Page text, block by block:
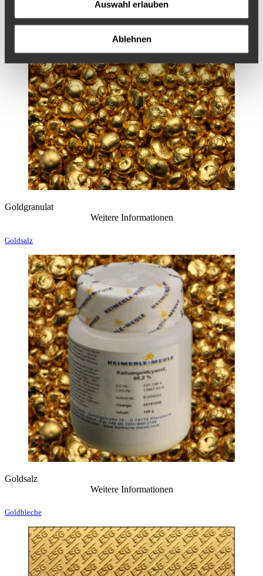
Auswahl erlauben
Ablehnen
Goldgranulat
Weitere Informationen
Goldsalz
Goldsalz
Weitere Informationen
Goldbleche